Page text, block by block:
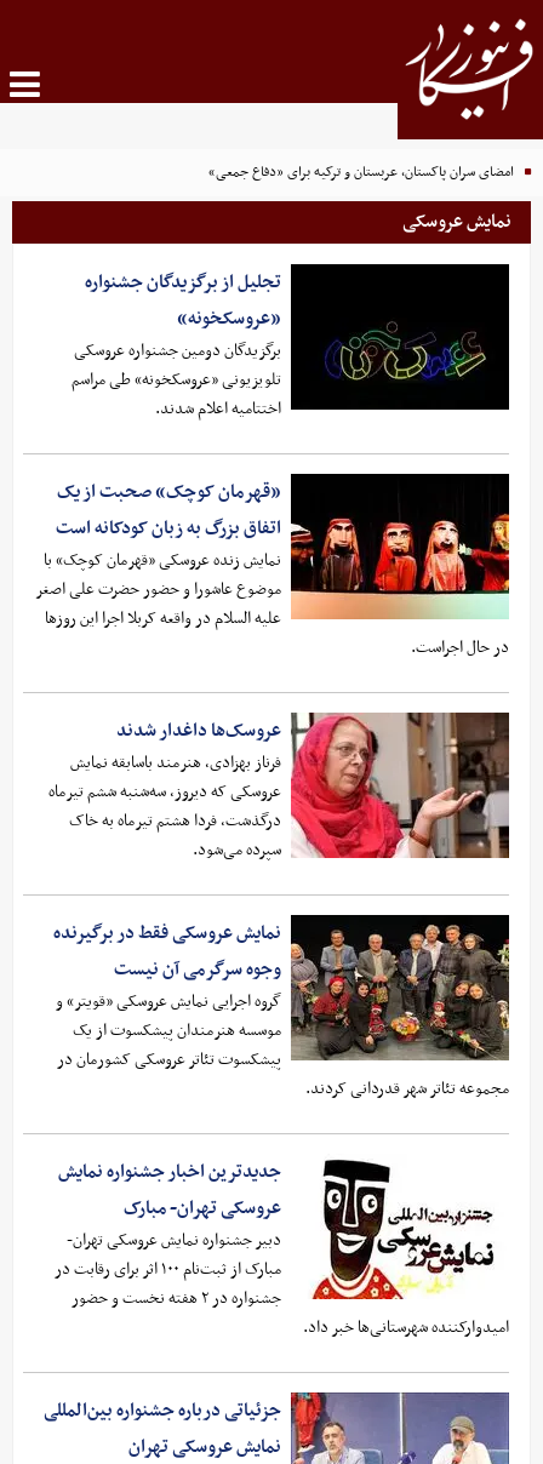
امضای سران پاکستان، عربستان و ترکیه برای «دفاع جمعی»
نمایش عروسکی
تجلیل از برگزیدگان جشنواره
«عروسکخونه»
برگزیدگان دومین جشنواره عروسکی
تلویزیونی «عروسکخونه» طی مراسم
اختتامیه اعلام شدند.
«قهرمان کوچک» صحبت از یک
اتفاق بزرگ به زبان کودکانه است
نمایش زنده عروسکی «قهرمان کوچک» با
موضوع عاشورا و حضور حضرت علی اصغر
علیه السلام در واقعه کربلا اجرا این روز‌ها
در حال اجراست.
عروسک‌ها داغدار شدند
فرناز بهزادی، هنرمند باسابقه نمایش
عروسکی که دیروز، سه‌شنبه ششم تیرماه
درگذشت، فردا هشتم تیرماه به خاک
سپرده می‌شود.
نمایش عروسکی فقط در برگیرنده
وجوه سرگرمی آن نیست
گروه اجرایی نمایش عروسکی «قویتر» و
موسسه هنرمندان پیشکسوت از یک
پیشکسوت تئاتر عروسکی کشورمان در
مجموعه تئاتر شهر قدردانی کردند.
جدیدترین اخبار جشنواره نمایش
عروسکی تهران- مبارک
دبیر جشنواره نمایش عروسکی تهران-
مبارک از ثبت‌نام ۱۰۰ اثر برای رقابت در
جشنواره در ۲ هفته نخست و حضور
امیدوارکننده شهرستانی‌ها خبر داد.
جزئیاتی درباره جشنواره بین‌المللی
نمایش عروسکی تهران